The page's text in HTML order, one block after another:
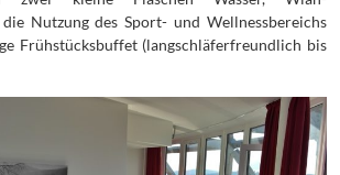
Nutzung des Sport- und Wellnessbereichs
Frühstücksbuffet (langschläferfreundlich bis